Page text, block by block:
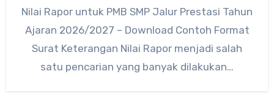
Nilai Rapor untuk PMB SMP Jalur Prestasi Tahun
Ajaran 2026/2027 – Download Contoh Format
Surat Keterangan Nilai Rapor menjadi salah
satu pencarian yang banyak dilakukan…